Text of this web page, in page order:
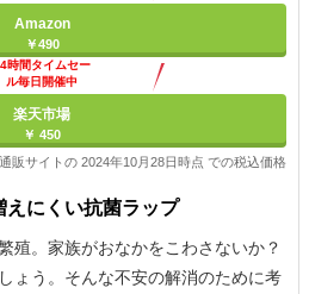
Amazon
￥490
時間タイムセー
ル毎日開催中
楽天市場
￥ 450
販サイトの 2024年10月28日時点 での税込価格
えにくい抗菌ラップ
殖。家族がおなかをこわさないか？
ょう。そんな不安の解消のために考